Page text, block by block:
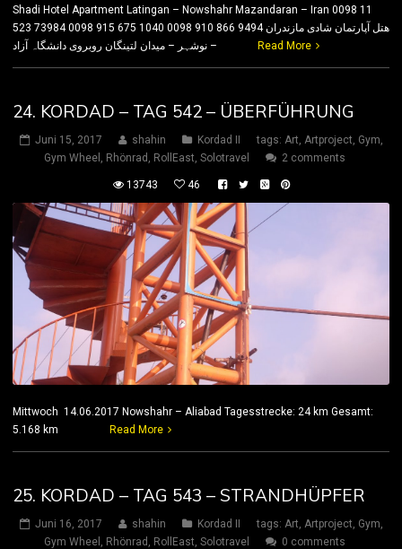
Shadi Hotel Apartment Latingan – Nowshahr Mazandaran – Iran 0098 11
523 73984 0098 915 675 1040 0098 910 866 9494 ھتل آپارتمان شادی مازندران
Read More
24. KORDAD – TAG 542 – ÜBERFÜHRUNG
Juni 15, 2017 shahin Kordad II tags: Art, Artproject, Gym,
Gym Wheel , Rhönrad , RollEast, Solotravel 2 comments
13743 46
Mittwoch 14.06.2017 Nowshahr – Aliabad Tagesstrecke: 24 km Gesamt:
5.168 km Read More
25. KORDAD – TAG 543 – STRANDHÜPFER
Juni 16, 2017 shahin Kordad II tags: Art Artproject Gym
Gym Wheel
Rhönrad RollEast Solotravel 0 comments